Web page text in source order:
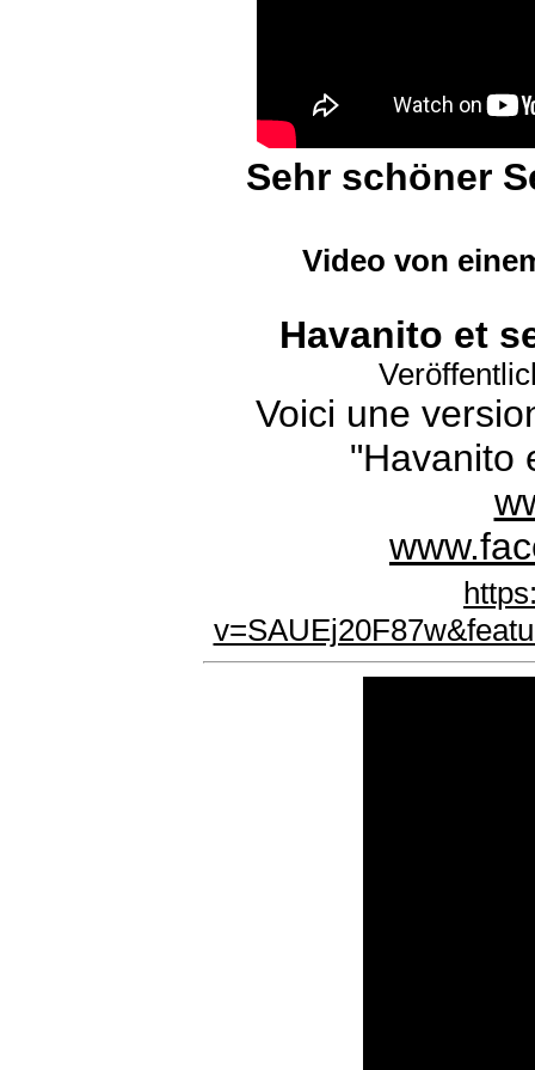
Sehr schöner
Video von
Havanito et
Voici une
"Havanito